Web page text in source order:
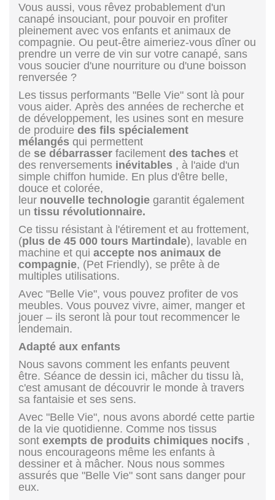
Vous aussi, vous rêvez probablement d'un
canapé insouciant, pour pouvoir en profiter
pleinement avec vos enfants et animaux de
compagnie. Ou peut-être aimeriez-vous dîner ou
prendre un verre de vin sur votre canapé, sans
vous soucier d'une nourriture ou d'une boisson
renversée ?
Les tissus performants "Belle Vie" sont là pour
vous aider. Après des années de recherche et
de développement, les usines sont en mesure
de produire des fils spécialement
mélangés qui permettent
de se débarrasser facilement des taches et
des renversements inévitables , à l'aide d'un
simple chiffon humide. En plus d'être belle,
douce et colorée,
leur nouvelle technologie garantit également
un tissu révolutionnaire.
Ce tissu résistant à l'étirement et au frottement,
(plus de 45 000 tours Martindale), lavable en
machine et qui accepte nos animaux de
compagnie, (Pet Friendly), se prête à de
multiples utilisations.
Avec "Belle Vie", vous pouvez profiter de vos
meubles. Vous pouvez vivre, aimer, manger et
jouer – ils seront là pour tout recommencer le
lendemain.
Adapté aux enfants
Nous savons comment les enfants peuvent
être. Séance de dessin ici, mâcher du tissu là,
c'est amusant de découvrir le monde à travers
sa fantaisie et ses sens.
Avec "Belle Vie", nous avons abordé cette partie
de la vie quotidienne. Comme nos tissus
sont exempts de produits chimiques nocifs ,
nous encourageons même les enfants à
dessiner et à mâcher. Nous nous sommes
assurés que "Belle Vie" sont sans danger pour
eux.